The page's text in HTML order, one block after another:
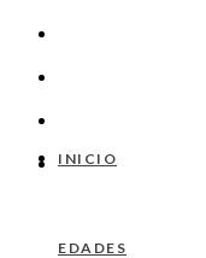
INICIO
EDADES